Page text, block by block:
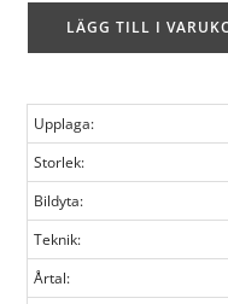
LÄGG TILL I
Upplaga:
Storlek:
Bildyta:
Teknik:
Årtal: